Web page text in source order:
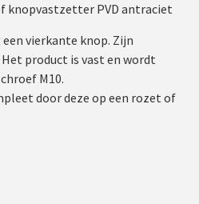
knopvastzetter PVD antraciet
vierkante knop. Zijn
product is vast en wordt
M10.
door deze op een rozet of